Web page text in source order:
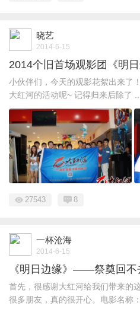
晓艺
2014-6-15
2014个旧首场观影团《明
小伙伴们，今天的观影花絮出来了
大红河的活动呢~ 记得归来后除了 ...
27543 8
一杯沧海
2014-6-15
《明日边缘》——祭奠回不
首先，很感谢大红河给我们带来的
很多朋友，真的很开心。电影名称：